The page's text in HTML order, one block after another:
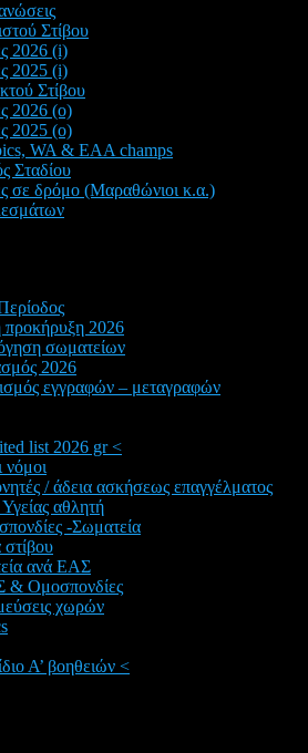
Στίβου
2026 (i)
2025 (i)
Στίβου
2026 (o)
2025 (o)
WA & EAA champs
Σταδίου
σε δρόμο (Μαραθώνιοι κ.α.)
προκήρυξη 2026
σωματείων
2026
εγγραφών – μεταγραφών
list 2026 gr <
νόμοι
/ άδεια ασκήσεως επαγγέλματος
αθλητή
-Σωματεία
στίβου
ανά ΕΑΣ
& Ομοσπονδίες
χωρών
Α’ βοηθειών <